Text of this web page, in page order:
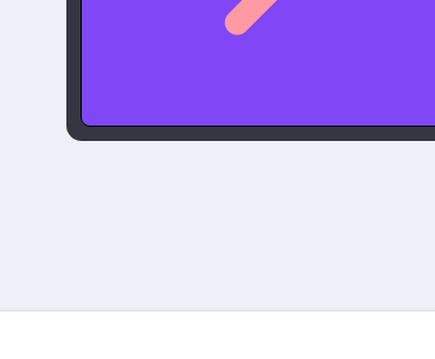
și